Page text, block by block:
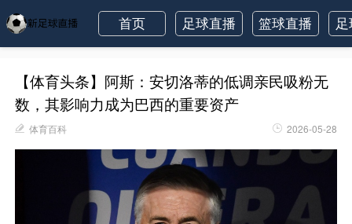
首页 足球直播 篮球直播
【体育头条】阿斯：安切洛蒂的低调亲民吸粉无
数，其影响力成为巴西的重要资产
体育百科 2026-05-28